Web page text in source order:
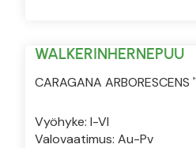
WALKERINHERNEPUU
CARAGANA ARBORESCENS
Vyöhyke: I-VI
Valovaatimus: Au-Pv